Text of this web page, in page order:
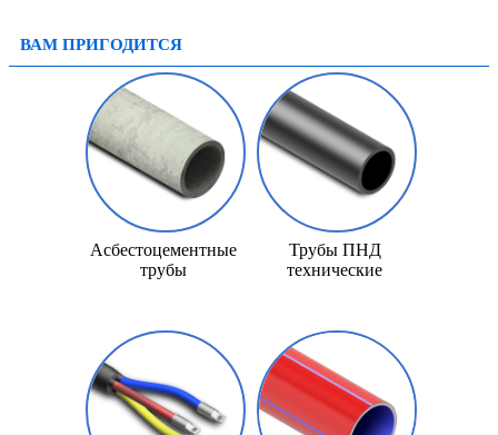
ВАМ ПРИГОДИТСЯ
Асбестоцементные
трубы
Трубы ПНД
технические